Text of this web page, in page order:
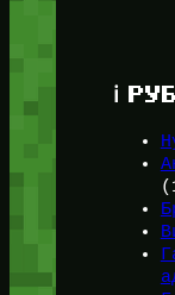
ℹ️